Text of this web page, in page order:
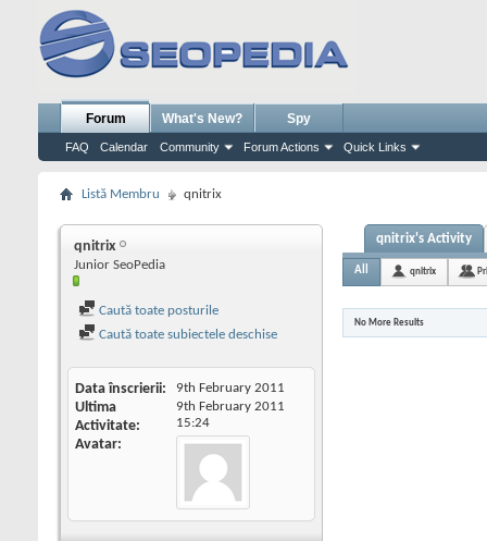
Forum
FAQ Calendar Community Forum Actions Quick Links
What's New? Spy
Listă Membru qnitrix
qnitrix
Junior SeoPedia
Caută toate posturile
Caută toate subiectele deschise
Data înscrierii 9th February 2011
Ultima
Activitate
9th February 2011
15:24
Avatar
qnitrix's Activity
All qnitrix
No More Results